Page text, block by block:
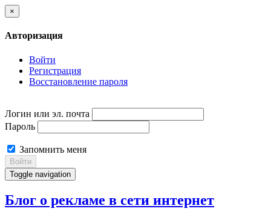
×
Авторизация
Войти
Регистрация
Восстановление пароля
Логин или эл. почта
Пароль
Запомнить меня
Войти
Toggle navigation
Блог о рекламе в сети интернет